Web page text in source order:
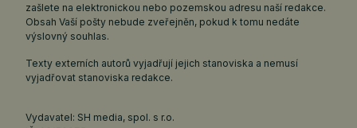
zašlete na elektronickou nebo pozemskou adresu naší redakce.
Obsah Vaší pošty nebude zveřejněn, pokud k tomu nedáte
výslovný souhlas.
Texty externích autorů vyjadřují jejich stanoviska a nemusí
vyjadřovat stanoviska redakce.
Vydavatel: SH media, spol. s r.o.